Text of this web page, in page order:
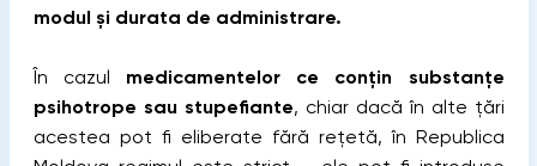
modul și durata de administrare.
În cazul medicamentelor ce conțin substanțe
psihotrope sau stupefiante, chiar dacă în alte țări
acestea pot fi eliberate fără rețetă, în Republica